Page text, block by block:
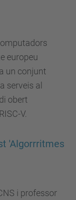
europeu
un conjunt
serveis al
obert
V.
'Algorrritmes
i professor